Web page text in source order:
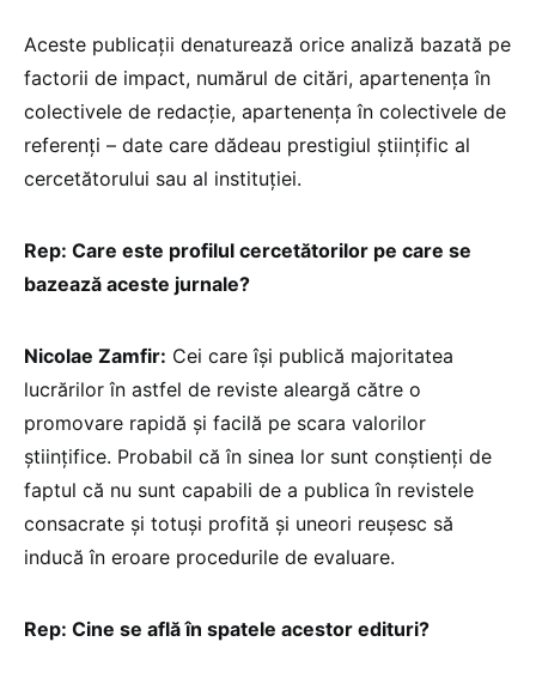
Aceste publicații denaturează orice analiză bazată pe
factorii de impact, numărul de citări, apartenența în
colectivele de redacție, apartenența în colectivele de
referenți – date care dădeau prestigiul științific al
cercetătorului sau al instituției.
Rep: Care este profilul cercetătorilor pe care se
bazează aceste jurnale?
Nicolae Zamfir: Cei care își publică majoritatea
lucrărilor în astfel de reviste aleargă către o
promovare rapidă și facilă pe scara valorilor
științifice. Probabil că în sinea lor sunt conștienți de
faptul că nu sunt capabili de a publica în revistele
consacrate și totuși profită și uneori reușesc să
inducă în eroare procedurile de evaluare.
Rep: Cine se află în spatele acestor edituri?